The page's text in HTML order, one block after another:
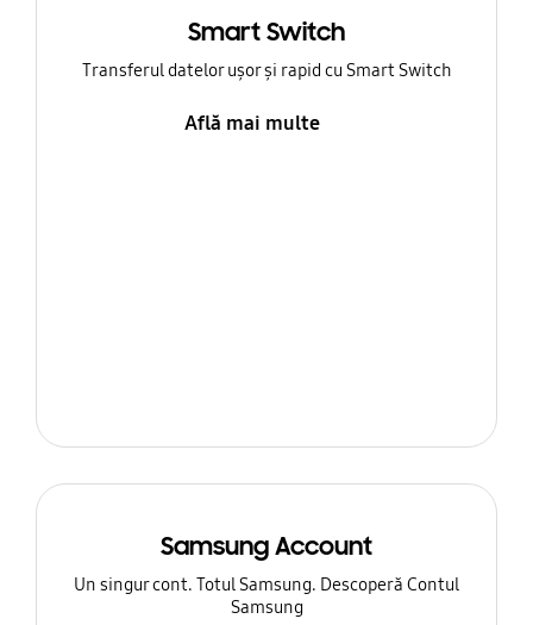
Smart Switch
Transferul datelor ușor și rapid cu Smart Switch
Află mai multe
Samsung Account
Un singur cont. Totul Samsung. Descoperă Contul
Samsung